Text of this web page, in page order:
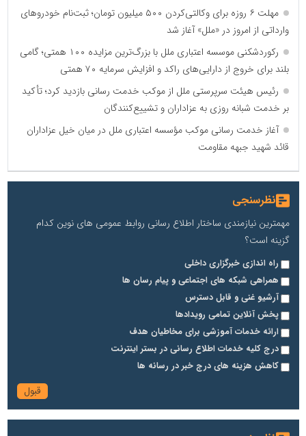
مهلت ۶ روزه برای وکالتی‌کردن ۵۰۰ میلیون تومان؛ ثبت‌نام خودروهای
وارداتی از امروز در «ملل» آغاز شد
رکوردشکنی موسسه اعتباری ملل با بزرگ‌ترین مزایده ۱۰۰ همتی؛ گامی
بلند برای خروج از دارایی‌های راکد و افزایش سرمایه ۷۰ همتی
رئیس هیئت سرپرستی ملل از موکب خدمت رسانی بازدید کرد؛ تأکید
بر خدمت شبانه روزی به عزاداران و تشییع‌کنندگان
آغاز خدمت رسانی موکب مؤسسه اعتباری ملل در میان خیل عزاداران
قائد شهید جبهه مقاومت
نظرسنجی
مهمترین نیازمندی ساختار اطلاع رسانی روابط عمومی های نوین کدام
گزینه است؟
راه اندازی خبرگزاری داخلی
همراهی شبکه های اجتماعی و پیام رسان ها
آرشیو غنی و قابل دسترس
پخش آنلاین تمامی رویدادها
ارائه خدمات آموزشی برای مخاطیان هدف
درج کلیه خدمات اطلاع رسانی در بستر اینترنت
کاهش هزینه های درج خبر در رسانه ها